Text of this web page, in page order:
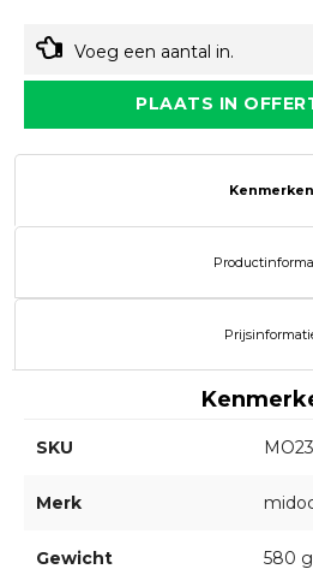
Voeg een aantal in.
PLAATS IN
Kenmerken
SKU
Merk
Gewicht 580 g